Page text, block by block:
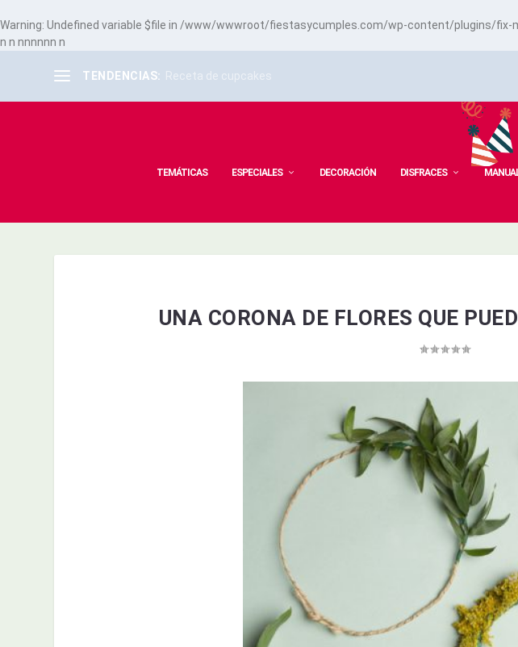
Warning: Undefined variable $file in /www/wwwroot/fiestasycumples.com/wp-content/plugins/fix-
n n nnnnnn n
TENDENCIAS: Receta de cupcakes
TEMÁTICAS ESPECIALES DECORACIÓN DISFRACES
UNA CORONA DE FLORES QUE